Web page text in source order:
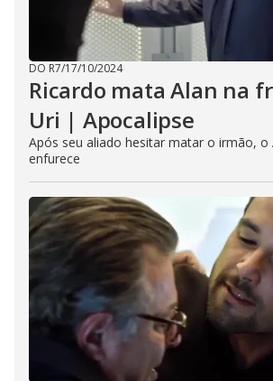
DO R7/17/10/2024
Ricardo mata Alan na
Uri | Apocalipse
Após seu aliado hesitar matar o irmão, o
enfurece